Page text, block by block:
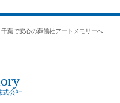
葉で安心の葬儀社アートメモリーへ
式会社